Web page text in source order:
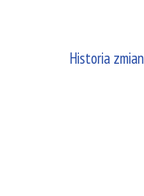
Historia zmian